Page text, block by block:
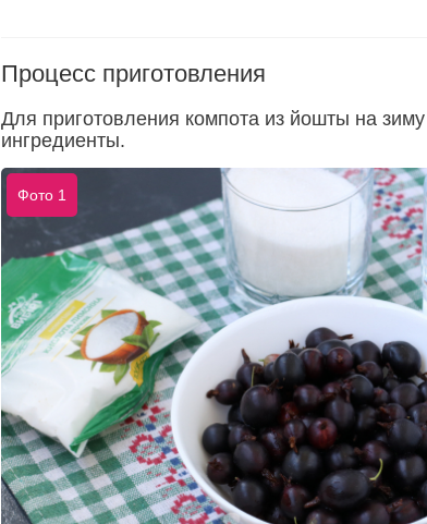
Процесс приготовления
Для приготовления компота из йошты на
ингредиенты.
Фото 1